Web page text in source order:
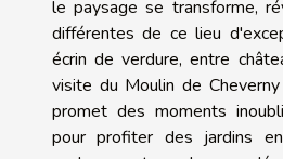
le paysage se transforme,
différentes de ce lieu
écrin de verdure, entre
visite du Moulin de
promet des moments
pour profiter des jardins